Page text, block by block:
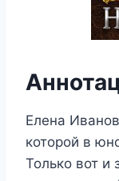
Елена
которой в
Только вот и